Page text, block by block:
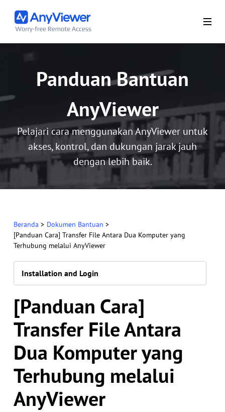
Panduan Bantuan
AnyViewer
Pelajari cara menggunakan AnyViewer untuk
akses, kontrol, dan dukungan jarak jauh
dengan lebih baik.
Beranda > Dokumen Bantuan >
[Panduan Cara] Transfer File Antara Dua Komputer yang
Terhubung melalui AnyViewer
Installation and Login
[Panduan Cara]
Transfer File Antara
Dua Komputer yang
Terhubung melalui
AnyViewer